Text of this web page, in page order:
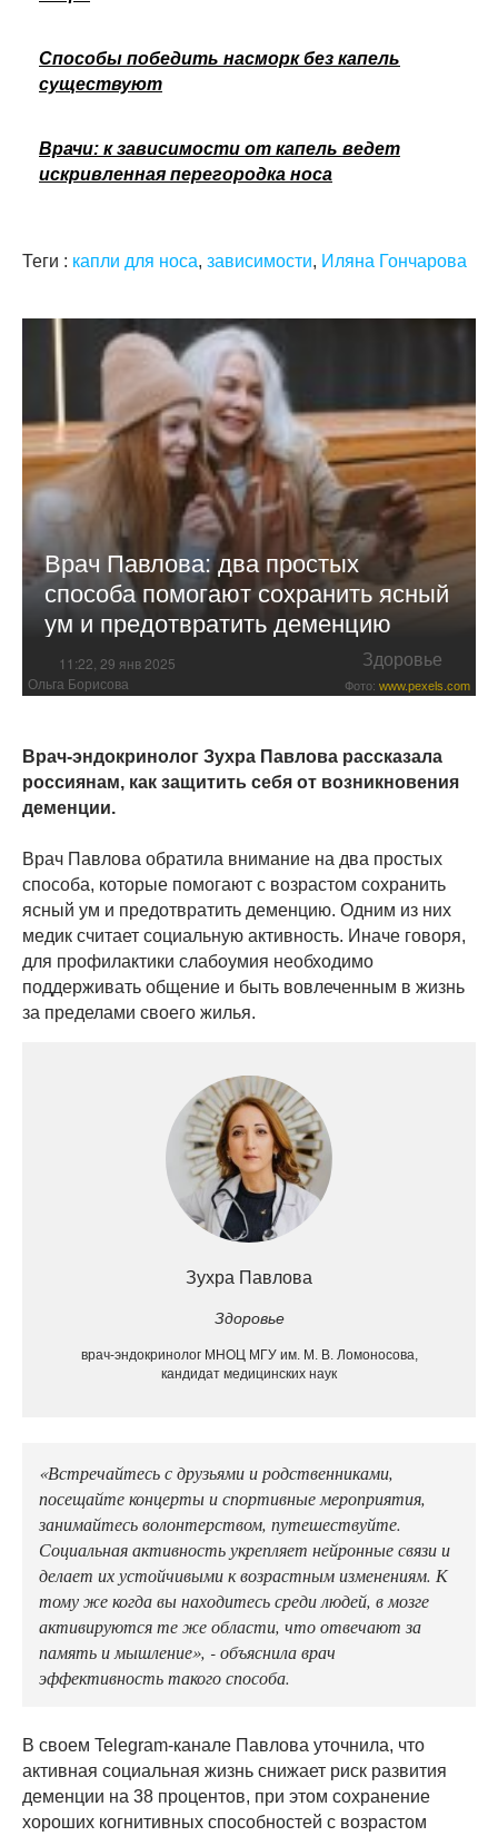
Способы победить насморк без капель
существуют
Врачи: к зависимости от капель ведет
искривленная перегородка носа
Теги : капли для носа, зависимости, Иляна Гончарова
Врач Павлова: два простых
способа помогают сохранить ясный
ум и предотвратить деменцию
11:22, 29 янв 2025 Здоровье
Ольга Борисова Фото: www.pexels.com
Врач-эндокринолог Зухра Павлова рассказала
россиянам, как защитить себя от возникновения
деменции.
Врач Павлова обратила внимание на два простых
способа, которые помогают с возрастом сохранить
ясный ум и предотвратить деменцию. Одним из них
медик считает социальную активность. Иначе говоря,
для профилактики слабоумия необходимо
поддерживать общение и быть вовлеченным в жизнь
за пределами своего жилья.
Зухра Павлова
Здоровье
врач-эндокринолог МНОЦ МГУ им. М. В. Ломоносова,
кандидат медицинских наук
«Встречайтесь с друзьями и родственниками,
посещайте концерты и спортивные мероприятия,
занимайтесь волонтерством, путешествуйте.
Социальная активность укрепляет нейронные связи и
делает их устойчивыми к возрастным изменениям. К
тому же когда вы находитесь среди людей, в мозге
активируются те же области, что отвечают за
память и мышление», - объяснила врач
эффективность такого способа.
В своем Telegram-канале Павлова уточнила, что
активная социальная жизнь снижает риск развития
деменции на 38 процентов, при этом сохранение
хороших когнитивных способностей с возрастом